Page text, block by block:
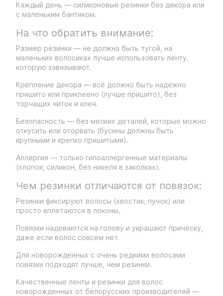
Каждый день — силиконовые резинки без декора или
с маленьким бантиком.
На что обратить внимание:
Размер резинки — не должна быть тугой, на
маленьких волосиках лучше использовать ленту,
которую завязывают.
Крепление декора — всё должно быть надёжно
пришито или приклеено (лучше пришито), без
торчащих ниток и клея.
Безопасность — без мелких деталей, которые можно
откусить или оторвать (бусины должны быть
крупными и крепко пришитыми).
Аллергия — только гипоаллергенные материалы
(хлопок, силикон, без никеля в заколках).
Чем резинки отличаются от повязок:
Резинки фиксируют волосы (хвостик, пучок) или
просто вплетаются в локоны.
Повязки надеваются на голову и украшают причёску,
даже если волос совсем нет.
Для новорожденных с очень редкими волосами
повязки подходят лучше, чем резинки.
Качественные ленты и резинки для волос
новорожденных от белорусских производителей —